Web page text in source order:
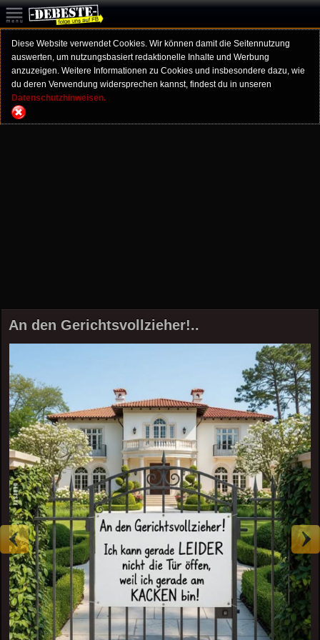
Diese Website verwendet Cookies. Wir können damit die Seitennutzung
auswerten, um nutzungsbasiert redaktionelle Inhalte und Werbung
anzuzeigen. Weitere Informationen zu Cookies und insbesondere dazu, wie
du deren Verwendung widersprechen kannst, findest du in unseren
Datenschutzhinweisen.
An den Gerichtsvollzieher!..